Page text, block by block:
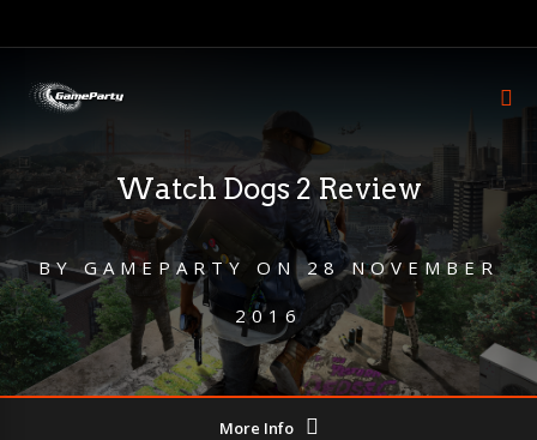
Watch Dogs 2 Review
BYGAMEPARTY ON28 NOVEMBER
2016
More Info